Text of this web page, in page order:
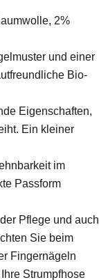
2%
und einer
Bio-
Eigenschaften,
Ein kleiner
im
Passform
Pflege und auch
Sie beim
Fingernägeln
Strumpfhose